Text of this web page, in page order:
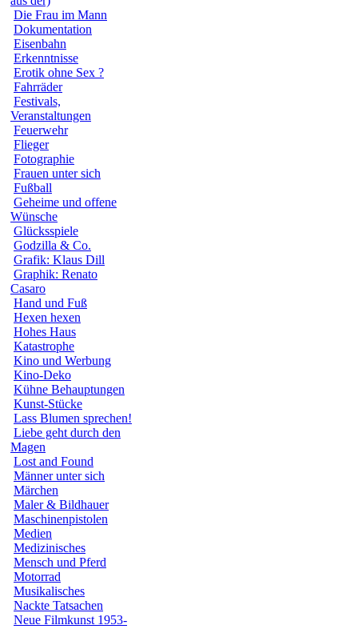
Die Frau im Mann
Dokumentation
Eisenbahn
Erkenntnisse
Erotik ohne Sex ?
Fahrräder
Festivals,
Veranstaltungen
Feuerwehr
Flieger
Fotographie
Frauen unter sich
Fußball
Geheime und offene
Wünsche
Glücksspiele
Godzilla & Co.
Grafik: Klaus Dill
Graphik: Renato
Casaro
Hand und Fuß
Hexen hexen
Hohes Haus
Katastrophe
Kino und Werbung
Kino-Deko
Kühne Behauptungen
Kunst-Stücke
Lass Blumen sprechen!
Liebe geht durch den
Magen
Lost and Found
Männer unter sich
Märchen
Maler & Bildhauer
Maschinenpistolen
Medien
Medizinisches
Mensch und Pferd
Motorrad
Musikalisches
Nackte Tatsachen
Neue Filmkunst 1953-